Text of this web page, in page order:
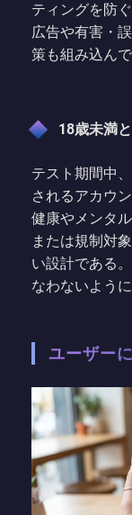
ティングを防
広告や有害・
策も組み込んで
18歳未満
テスト期間中
されるアカウ
健康やメンタ
または規制対
い設計である
なわないよう
ユーザー